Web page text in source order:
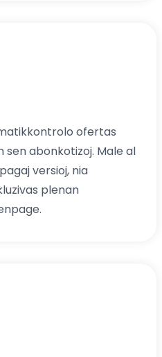
ofertas
abonkotizoj. Male al
versioj, nia
plenan